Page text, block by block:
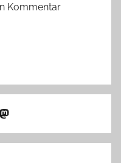
Kommentar
Mastodon